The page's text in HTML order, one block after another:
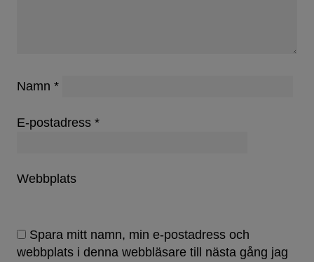
Namn *
E-postadress *
Webbplats
Spara mitt namn, min e-postadress och
webbplats i denna webbläsare till nästa gång jag